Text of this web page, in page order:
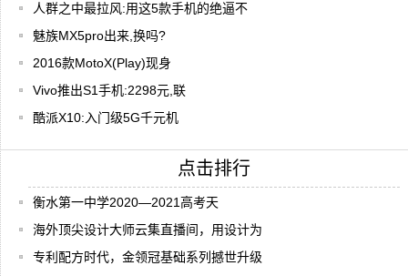
人群之中最拉风:用这5款手机的绝逼不
魅族MX5pro出来,换吗?
2016款MotoX(Play)现身
Vivo推出S1手机:2298元,联
酷派X10:入门级5G千元机
点击排行
衡水第一中学2020—2021高考天
海外顶尖设计大师云集直播间，用设计为
专利配方时代，金领冠基础系列撼世升级